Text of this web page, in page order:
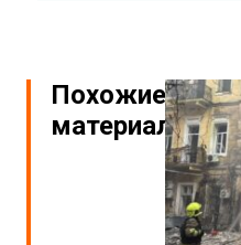
Похожие
материалы